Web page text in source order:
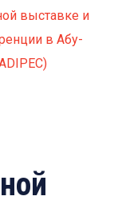
выставке и
в Абу-